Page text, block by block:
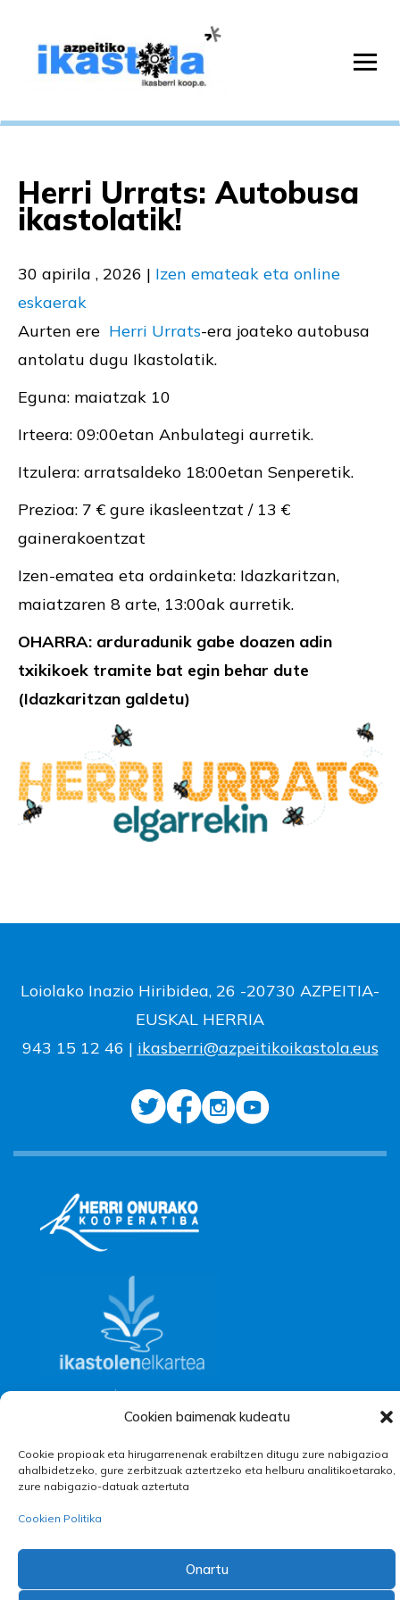
Cookien baimenak kudeatu
Cookie propioak eta hirugarrenenak erabiltzen ditugu zure nabigazioa
ahalbidetzeko, gure zerbitzuak aztertzeko eta helburu analitikoetarako,
zure nabigazio-datuak aztertuta
Cookien Politika
Onartu
Herri Urrats: Autobusa
ikastolatik!
30 apirila , 2026 | Izen emateak eta online
eskaerak
Aurten ere Herri Urrats-era joateko autobusa
antolatu dugu Ikastolatik.
Eguna: maiatzak 10
Irteera: 09:00etan Anbulategi aurretik.
Itzulera: arratsaldeko 18:00etan Senperetik.
Prezioa: 7 € gure ikasleentzat / 13 €
gainerakoentzat
Izen-ematea eta ordainketa: Idazkaritzan,
maiatzaren 8 arte, 13:00ak aurretik.
OHARRA: arduradunik gabe doazen adin
txikikoek tramite bat egin behar dute
(Idazkaritzan galdetu)
Loiolako Inazio Hiribidea, 26 -20730 AZPEITIA-
EUSKAL HERRIA
943 15 12 46 | ikasberri@azpeitikoikastola.eus
||